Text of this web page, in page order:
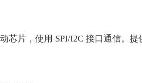
片，使用 SPI/I2C 接口通信。提